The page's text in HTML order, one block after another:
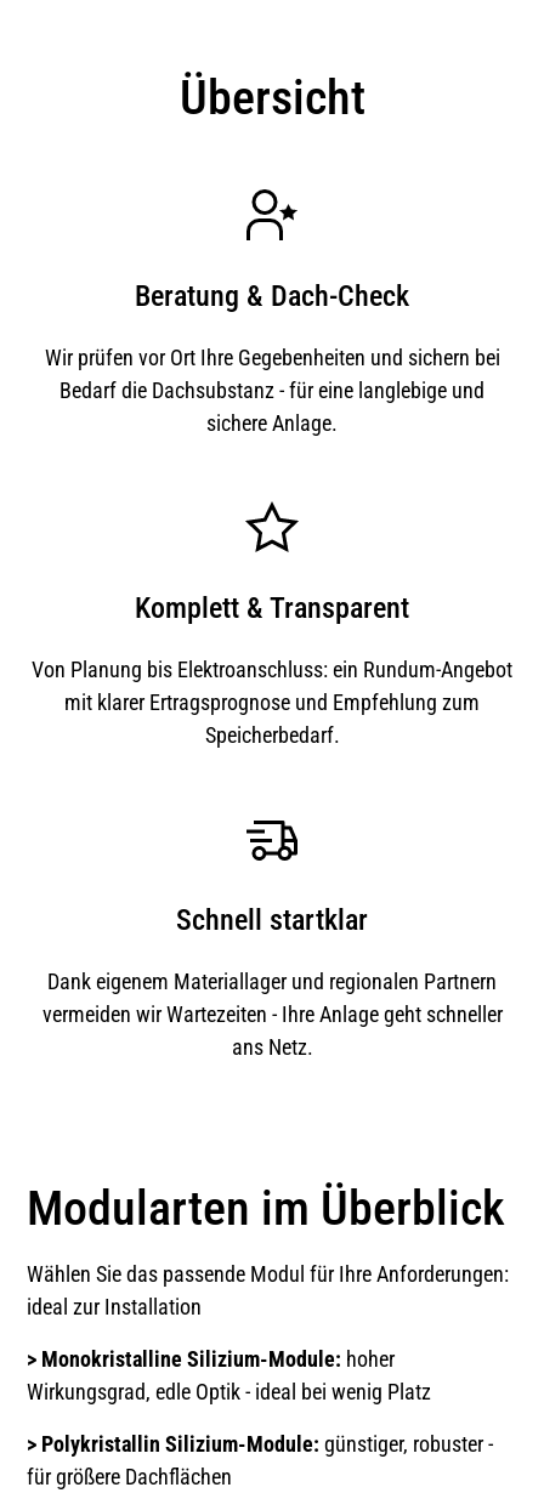
Übersicht
Beratung & Dach-Check
Wir prüfen vor Ort Ihre Gegebenheiten und sichern bei
Bedarf die Dachsubstanz - für eine langlebige und
sichere Anlage.
Komplett & Transparent
Von Planung bis Elektroanschluss: ein Rundum-Angebot
mit klarer Ertragsprognose und Empfehlung zum
Speicherbedarf.
Schnell startklar
Dank eigenem Materiallager und regionalen Partnern
vermeiden wir Wartezeiten - Ihre Anlage geht schneller
ans Netz.
Modularten im Überblick
Wählen Sie das passende Modul für Ihre Anforderungen:
ideal zur Installation
> Monokristalline Silizium-Module: hoher
Wirkungsgrad, edle Optik - ideal bei wenig Platz
> Polykristallin Silizium-Module: günstiger, robuster -
für größere Dachflächen